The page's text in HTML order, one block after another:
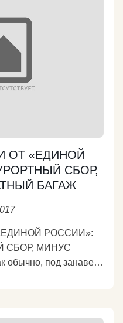
ОТ «ЕДИНОЙ
СБОР,
БАГАЖ
РОССИИ»:
СБОР, МИНУС
под занавес
отмена